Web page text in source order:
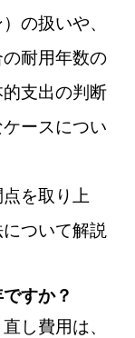
の扱いや、
耐用年数の
支出の判断
ースについ
を取り上
ついて解説
すか？
し費用は、